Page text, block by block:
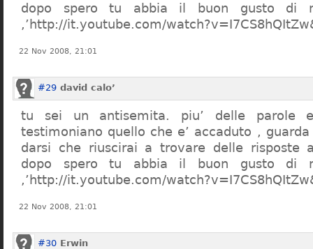
dopo spero tu abbia il buon gusto di
,’http://it.youtube.com/
22 Nov 2008, 21:01
#29 david calo’
tu sei un antisemita. piu’ delle parole
testimoniano quello che e’ accaduto , guarda
darsi che riuscirai a trovare delle risposte
dopo spero tu abbia il buon gusto di
,’http://it.youtube.com/
22 Nov 2008, 21:01
#30 Erwin